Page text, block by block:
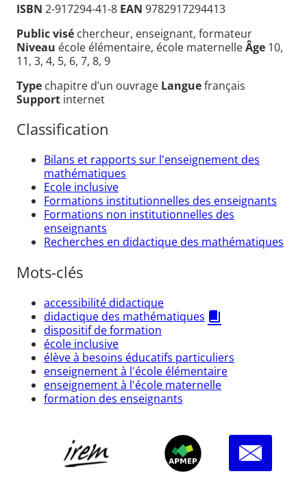
ISBN 2-917294-41-8 EAN 9782917294413
Public visé chercheur, enseignant, formateur
Niveau école élémentaire, école maternelleÂge 10,
11, 3, 4, 5, 6, 7, 8, 9
Type chapitre d’un ouvrage Languefrançais
Support internet
Classification
Bilans et rapports sur l'enseignement des
mathématiques
Ecole inclusive
Formations institutionnelles des enseignants
Formations non institutionnelles des
enseignants
Recherches en didactique des mathématiques
Mots-clés
accessibilité didactique
didactique des mathématiques
dispositif de formation
école inclusive
élève à besoins éducatifs particuliers
enseignement à l'école élémentaire
enseignement à l'école maternelle
formation des enseignants